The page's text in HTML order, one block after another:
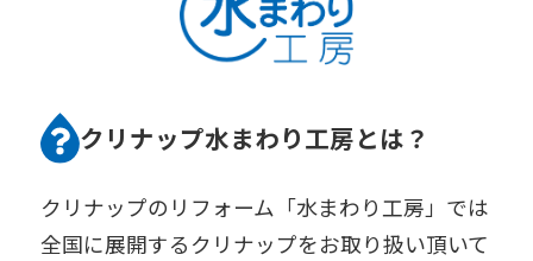
クリナップ水まわり工房とは？
クリナップのリフォーム「水まわり工房」では
全国に展開するクリナップをお取り扱い頂いて